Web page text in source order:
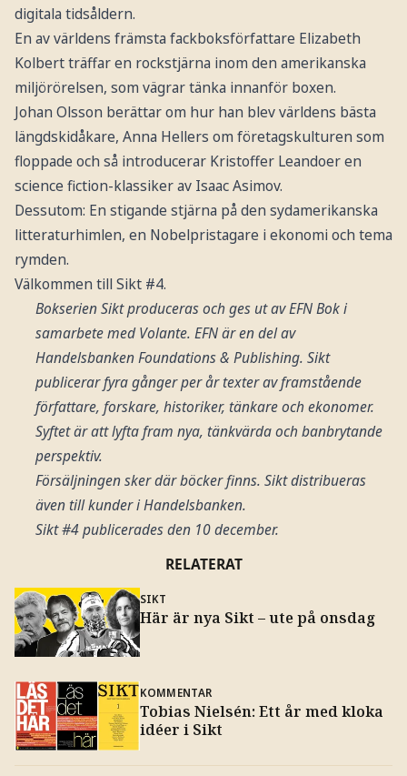
digitala tidsåldern.
En av världens främsta fackboksförfattare Elizabeth
Kolbert träffar en rockstjärna inom den amerikanska
miljörörelsen, som vägrar tänka innanför boxen.
Johan Olsson berättar om hur han blev världens bästa
längdskidåkare, Anna Hellers om företagskulturen som
floppade och så introducerar Kristoffer Leandoer en
science fiction-klassiker av Isaac Asimov.
Dessutom: En stigande stjärna på den sydamerikanska
litteraturhimlen, en Nobelpristagare i ekonomi och tema
rymden.
Välkommen till Sikt #4.
Bokserien Sikt produceras och ges ut av EFN Bok i
samarbete med Volante. EFN är en del av
Handelsbanken Foundations & Publishing. Sikt
publicerar fyra gånger per år texter av framstående
författare, forskare, historiker, tänkare och ekonomer.
Syftet är att lyfta fram nya, tänkvärda och banbrytande
perspektiv.
Försäljningen sker där böcker finns. Sikt distribueras
även till kunder i Handelsbanken.
Sikt #4 publicerades den 10 december.
RELATERAT
SIKT
Här är nya Sikt – ute på onsdag
KOMMENTAR
Tobias Nielsén: Ett år med kloka
idéer i Sikt